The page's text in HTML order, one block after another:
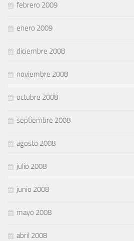
febrero 2009
enero 2009
diciembre 2008
noviembre 2008
octubre 2008
septiembre 2008
agosto 2008
julio 2008
junio 2008
mayo 2008
abril 2008